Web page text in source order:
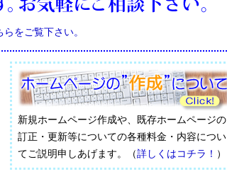
をご覧下さい。
新規ホームページ作成や、既存ホームページの
訂正・更新等についての各種料金・内容につい
てご説明申しあげます。（詳しくはコチラ！ ）